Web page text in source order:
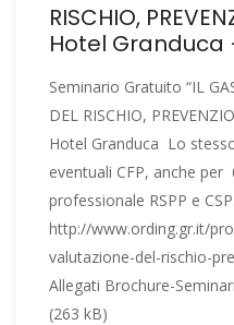
RISCHIO,
Hotel Granduca
Seminario Gratuito “IL
DEL RISCHIO,
Hotel Granduca Lo
eventuali CFP, anche
professionale RSPP e
http://www.ording.gr.it/
valutazione-del-rischio-
Allegati Brochure-
(263 kB)